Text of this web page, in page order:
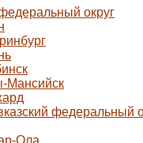
округ
Мансийск
федеральный